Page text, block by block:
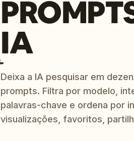
IA
Deixa a IA pesquisar em
prompts. Filtra por modelo,
palavras-chave e ordena por
visualizações, favoritos,